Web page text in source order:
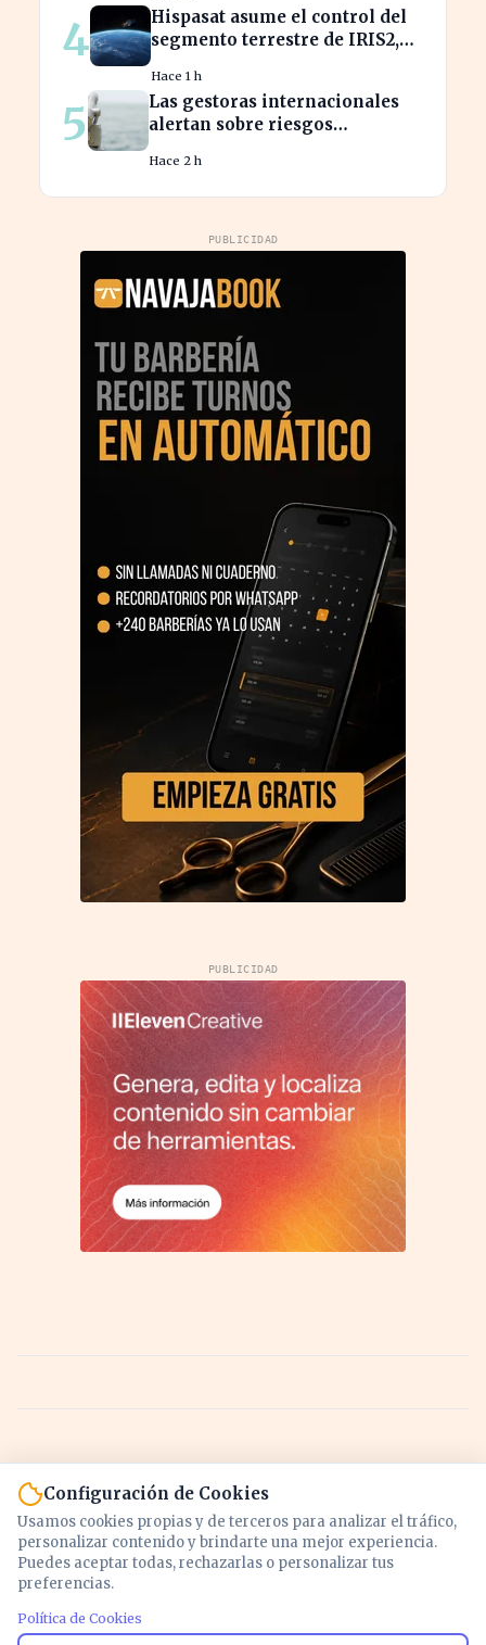
4
Hispasat asume el control del
segmento terrestre de IRIS2,
europea
Hace 1 h
5
Las gestoras internacionales
alertan sobre riesgos
inversores.
Hace 2 h
PUBLICIDAD
PUBLICIDAD
Noticias y análisis de economía, mercados,
Configuración de Cookies
Usamos cookies propias y de terceros para analizar el tráfico,
personalizar contenido y brindarte una mejor experiencia.
Puedes aceptar todas, rechazarlas o personalizar tus
preferencias.
Política de Cookies